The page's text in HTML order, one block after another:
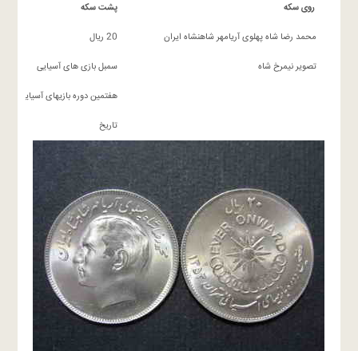
روی سکه پشت سکه
محمد رضا شاه پهلوی آریامهر شاهنشاه ایران 20 ریال
تصویر نیمرخ شاه سمبل بازی های آسیایی
هفتمین دوره بازیهای آسیایی
تاریخ